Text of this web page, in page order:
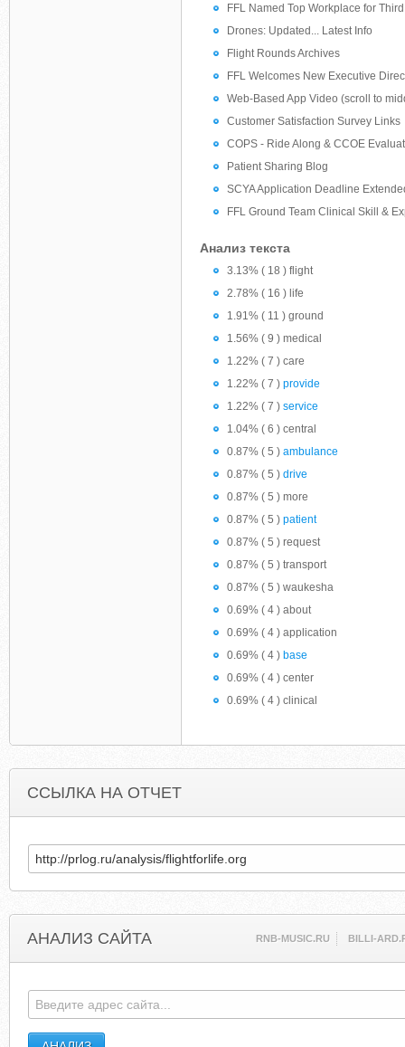
FFL Named Top Workplace for
Drones: Updated... Latest Info
Flight Rounds Archives
FFL Welcomes New Executive
Web-Based App Video (scroll to
Customer Satisfaction Survey Links
COPS - Ride Along & CCOE
Patient Sharing Blog
SCYA Application Deadline
FFL Ground Team Clinical Skill &
Анализ текста
3.13% ( 18 ) flight
2.78% ( 16 ) life
1.91% ( 11 ) ground
1.56% ( 9 ) medical
1.22% ( 7 ) care
1.22% ( 7 ) provide
1.22% ( 7 ) service
1.04% ( 6 ) central
0.87% ( 5 ) ambulance
0.87% ( 5 ) drive
0.87% ( 5 ) more
0.87% ( 5 ) patient
0.87% ( 5 ) request
0.87% ( 5 ) transport
0.87% ( 5 ) waukesha
0.69% ( 4 ) about
0.69% ( 4 ) application
0.69% ( 4 ) base
0.69% ( 4 ) center
0.69% ( 4 ) clinical
ССЫЛКА НА ОТЧЕТ
АНАЛИЗ САЙТА RNB-MUSIC.RU BILLI-